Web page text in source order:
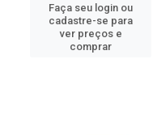
Faça seu login ou
cadastre-se para
ver preços e
comprar